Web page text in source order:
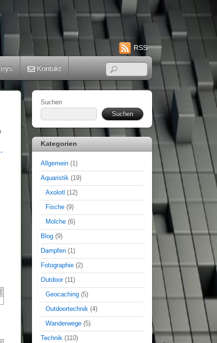
RSS
Kontakt
Suchen
Suchen
Kategorien
Allgemein (1)
Aquaristik (19)
Axolotl (12)
Fische (9)
Molche (6)
Blog (9)
Dampfen (1)
Fotographie (2)
Outdoor(11)
Geocaching (5)
Outdoortechnik (4)
Wanderwege (5)
Technik (110)